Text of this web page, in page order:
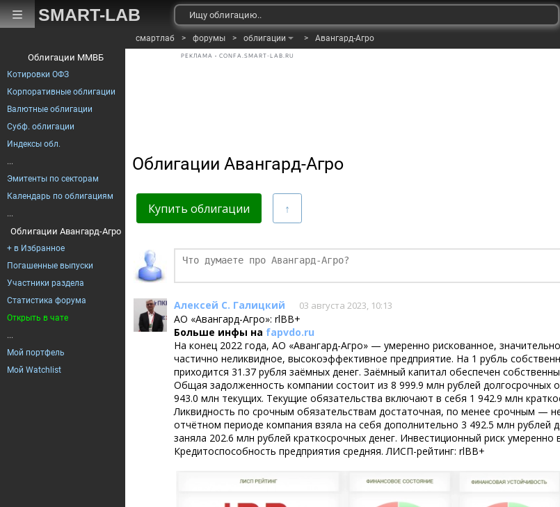
смартлаб > форумы > облигации > Авангард-Агро
РЕКЛАМА • CONFA.SMART-LAB.RU
Облигации Авангард-Агро
Купить облигации
Финаме
Алексей С. Галицкий 03 августа 2023, 10:13
АО «Авангард-Агро»: rlBB+
Больше инфы на fapvdo.ru
На конец 2022 года, АО «Авангард-Агро» — умеренно рискованное,
частично неликвидное, высокоэффективное предприятие. На 1 рубль
приходится 31.37 рубля заёмных денег. Заёмный капитал обеспечен
Общая задолженность компании состоит из 8 999.9 млн рублей долгосрочных
943.0 млн текущих. Текущие обязательства включают в себя 1 942.9 млн
Ликвидность по срочным обязательствам достаточная, по менее срочным —
отчётном периоде компания взяла на себя дополнительно 3 492.5 млн рублей
заняла 202.6 млн рублей краткосрочных денег. Инвестиционный риск умеренно
Кредитоспособность предприятия средняя. ЛИСП-рейтинг: rlBB+
Облигации ММВБ
Котировки ОФЗ
Корпоративные облигации
Валютные облигации
Субф. облигации
Индексы обл.
...
Эмитенты по секторам
Календарь по облигациям
...
Облигации Авангард-Агро
+ в Избранное
Погашенные выпуски
Участники раздела
Статистика форума
Открыть в чате
...
Мой портфель
Мой Watchlist
SMART-LAB